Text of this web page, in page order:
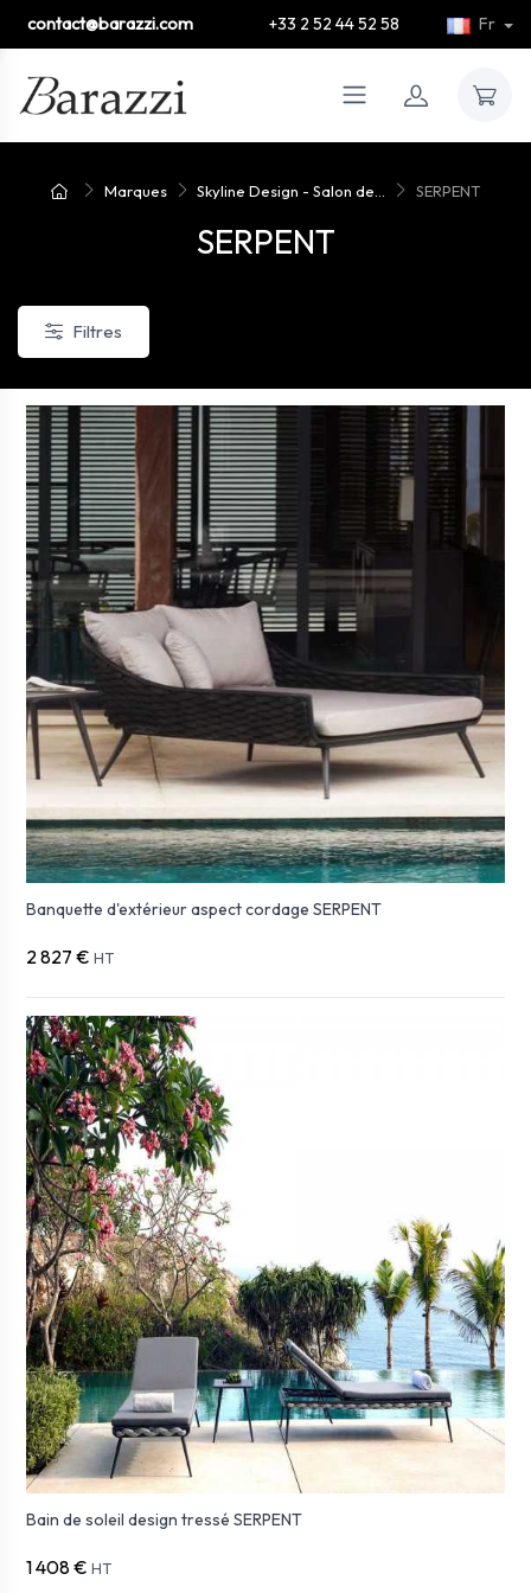
contact@barazzi.com +33 2 52 44 52 58 Fr
Marques Skyline Design - Salon de... SERPENT
SERPENT
Filtres
Banquette d'extérieur aspect cordage SERPENT
2 827 € HT
Bain de soleil design tressé SERPENT
1 408 € HT